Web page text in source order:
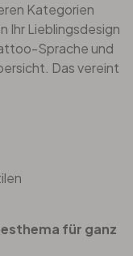
Kategorien
Ihr Lieblingsdesign
Sprache und
Das vereint
für ganz